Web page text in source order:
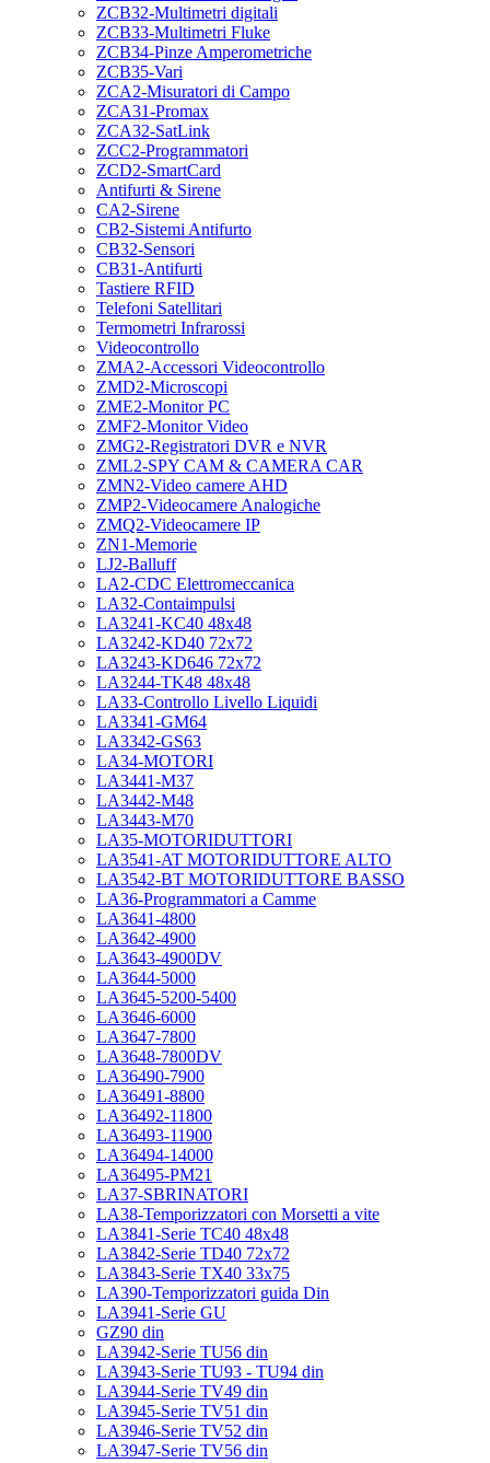
ZCB32-Multimetri digitali
ZCB33-Multimetri Fluke
ZCB34-Pinze Amperometriche
ZCB35-Vari
ZCA2-Misuratori di Campo
ZCA31-Promax
ZCA32-SatLink
ZCC2-Programmatori
ZCD2-SmartCard
Antifurti & Sirene
CA2-Sirene
CB2-Sistemi Antifurto
CB32-Sensori
CB31-Antifurti
Tastiere RFID
Telefoni Satellitari
Termometri Infrarossi
Videocontrollo
ZMA2-Accessori Videocontrollo
ZMD2-Microscopi
ZME2-Monitor PC
ZMF2-Monitor Video
ZMG2-Registratori DVR e NVR
ZML2-SPY CAM & CAMERA CAR
ZMN2-Video camere AHD
ZMP2-Videocamere Analogiche
ZMQ2-Videocamere IP
ZN1-Memorie
LJ2-Balluff
LA2-CDC Elettromeccanica
LA32-Contaimpulsi
LA3241-KC40 48x48
LA3242-KD40 72x72
LA3243-KD646 72x72
LA3244-TK48 48x48
LA33-Controllo Livello Liquidi
LA3341-GM64
LA3342-GS63
LA34-MOTORI
LA3441-M37
LA3442-M48
LA3443-M70
LA35-MOTORIDUTTORI
LA3541-AT MOTORIDUTTORE ALTO
LA3542-BT MOTORIDUTTORE BASSO
LA36-Programmatori a Camme
LA3641-4800
LA3642-4900
LA3643-4900DV
LA3644-5000
LA3645-5200-5400
LA3646-6000
LA3647-7800
LA3648-7800DV
LA36490-7900
LA36491-8800
LA36492-11800
LA36493-11900
LA36494-14000
LA36495-PM21
LA37-SBRINATORI
LA38-Temporizzatori con Morsetti a vite
LA3841-Serie TC40 48x48
LA3842-Serie TD40 72x72
LA3843-Serie TX40 33x75
LA390-Temporizzatori guida Din
LA3941-Serie GU
GZ90 din
LA3942-Serie TU56 din
LA3943-Serie TU93 - TU94 din
LA3944-Serie TV49 din
LA3945-Serie TV51 din
LA3946-Serie TV52 din
LA3947-Serie TV56 din